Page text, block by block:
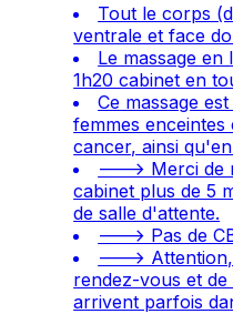
Tout le corps
ventrale et face
Le massage
1h20 cabinet en
Ce massage
femmes
cancer, ainsi
---> Merci de
cabinet plus de 5
de salle d'attente.
---> Pas de
---> Attention,
rendez-vous et
arrivent parfois